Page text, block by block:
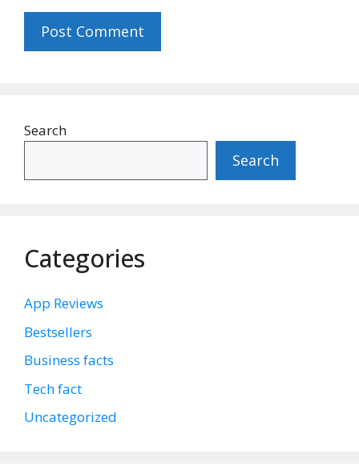
Search
Search
Categories
App Reviews
Bestsellers
Business facts
Tech fact
Uncategorized